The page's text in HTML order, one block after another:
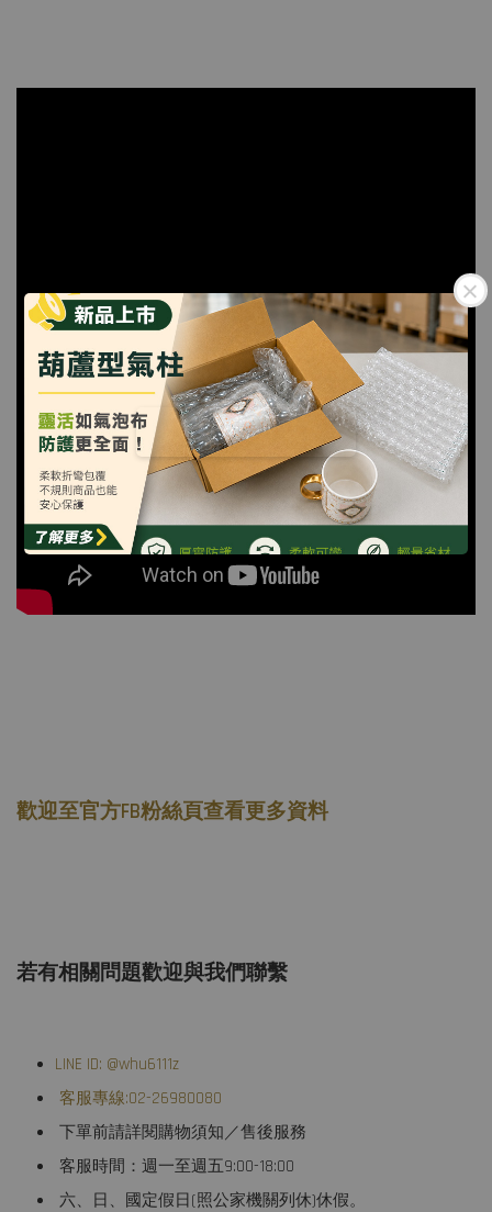
歡迎至官方FB粉絲頁查看更多資料
若有相關問題歡迎與我們聯繫
LINE ID: @whu6111z
客服專線:02-26980080
下單前請詳閱購物須知／售後服務
客服時間：週一至週五9:00-18:00
六、日、國定假日(照公家機關列休)休假。